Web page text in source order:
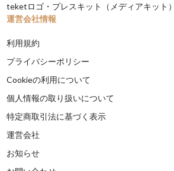
teketロゴ・プレスキット（メディアキット）
運営会社情報
利用規約
プライバシーポリシー
Cookieの利用について
個人情報の取り扱いについて
特定商取引法に基づく表示
運営会社
お知らせ